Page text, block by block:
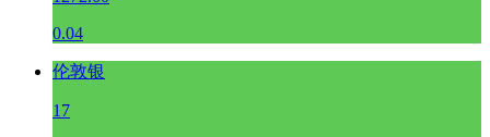
0.04
伦敦银
17